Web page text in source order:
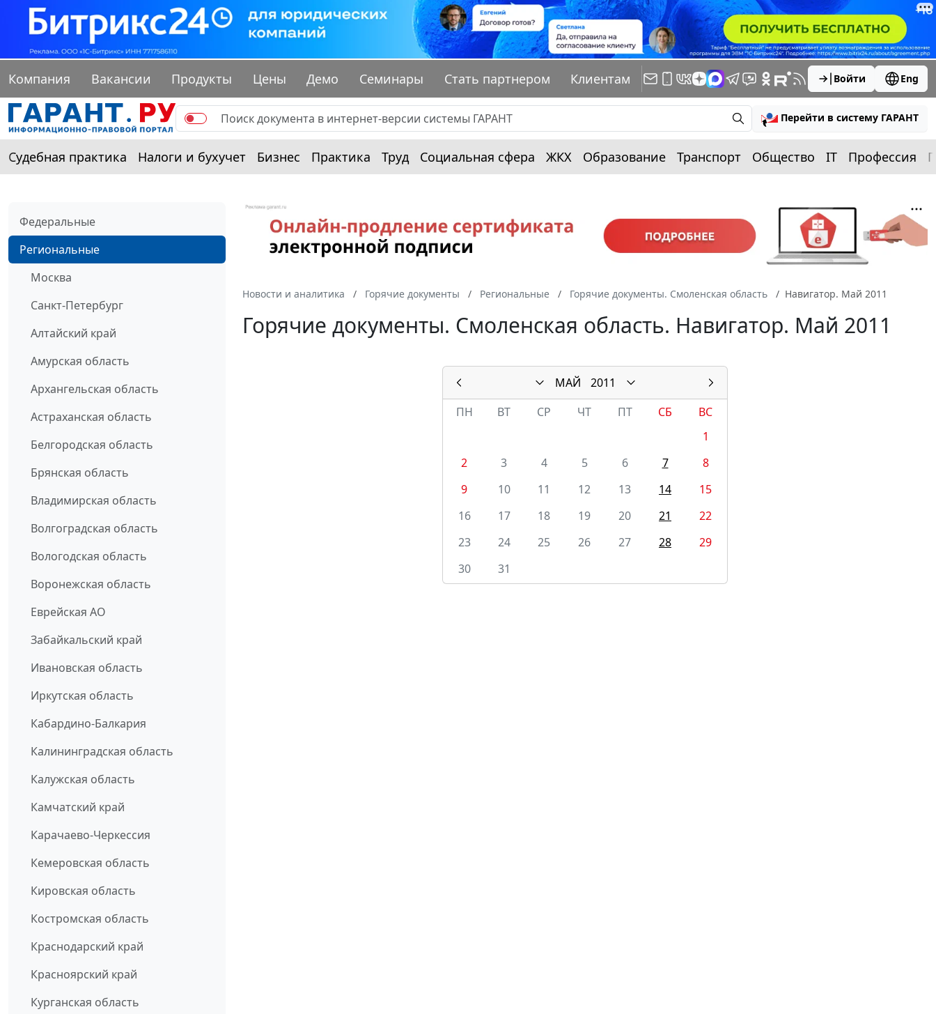
Компания Вакансии Продукты Цены Демо Семинары Стать партнером Клиентам Войти Eng
Перейти в систему ГАРАНТ
Судебная практика Налоги и бухучет Бизнес Практика Труд Социальная сфера ЖКХ Образование Транспорт Общество IT Профессия
Федеральные
Региональные
Москва
Санкт-Петербург
Алтайский край
Амурская область
Архангельская область
Астраханская область
Белгородская область
Брянская область
Владимирская область
Волгоградская область
Вологодская область
Воронежская область
Еврейская АО
Забайкальский край
Ивановская область
Иркутская область
Кабардино-Балкария
Калининградская область
Калужская область
Камчатский край
Карачаево-Черкессия
Кемеровская область
Кировская область
Костромская область
Краснодарский край
Красноярский край
Курганская область
Новости и аналитика Горячие документы Региональные Горячие документы. Смоленская область Навигатор. Май 2011
Горячие документы. Смоленская область. Навигатор. Май 2011
МАЙ
2011
ПН
ВТ СР ЧТ ПТ СБ
ВС
1
2
3 4 5 6 7
8
9
10 11 12 13 14
15
16
17 18 19 20 21
22
23
24 25 26 27 28
29
30
31